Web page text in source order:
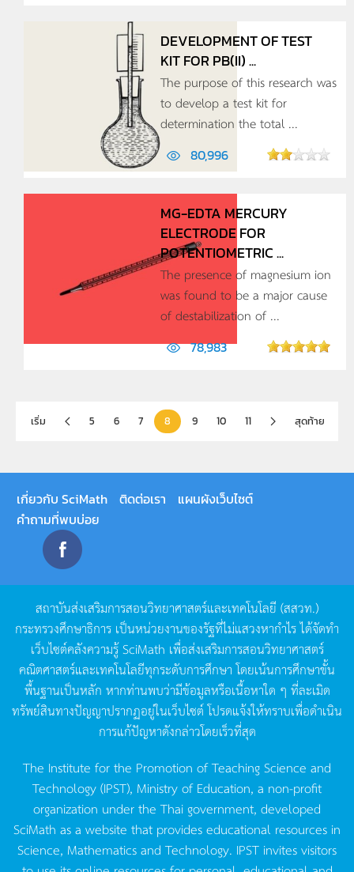
DEVELOPMENT OF TEST
KIT FOR PB(II) ...
The purpose of this research was
to develop a test kit for
determination the total ...
80,996
MG-EDTA MERCURY
ELECTRODE FOR
POTENTIOMETRIC ...
The presence of magnesium ion
was found to be a major cause
of destabilization of ...
78,983
เริ่ม 5 6 7 8 9 10 11 สุดท้าย
เกี่ยวกับ SciMath ติดต่อเรา
แผนผังเว็บไซต์
คำถามที่พบบ่อย
สถาบันส่งเสริมการสอนวิทยาศาสตร์และเทคโนโลยี (สสวท.)
กระทรวงศึกษาธิการ เป็นหน่วยงานของรัฐที่ไม่แสวงหากำไรได้จัดทำ
เว็บไซต์คลังความรู้SciMath เพื่อส่งเสริมการสอนวิทยาศาสตร์
คณิตศาสตร์และเทคโนโลยีทุกระดับการศึกษา โดยเน้นการศึกษาขั้น
พื้นฐานเป็นหลัก หากท่านพบว่ามีข้อมูลหรือเนื้อหาใด ๆ ที่ละเมิด
ทรัพย์สินทางปัญญาปรากฏอยู่ในเว็บไซต์โปรดแจ้งให้ทราบเพื่อดำเนิน
การแก้ปัญหาดังกล่าวโดยเร็วที่สุด
The Institute for the Promotion of Teaching Science and
Technology (IPST), Ministry of Education, a non-profit
organization under the Thai government, developed
SciMath as a website that provides educational resources in
Science, Mathematics and Technology. IPST invites visitors